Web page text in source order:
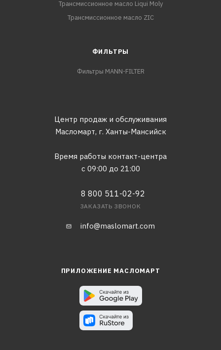
Трансмиссионное масло Liqui Moly
Трансмиссионное масло ZIC
ФИЛЬТРЫ
Фильтры MANN-FILTER
Центр продаж и обслуживания
Масломарт, г. Ханты-Мансийск
Время работы контакт-центра
с 09:00 до 21:00
8 800 511-02-92
ЗАКАЗАТЬ ЗВОНОК
info@maslomart.com
ПРИЛОЖЕНИЕ МАСЛОМАРТ